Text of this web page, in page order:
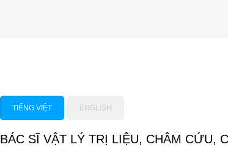
TIẾNG VIỆT ENGLISH
BÁC SĨ VẬT LÝ TRỊ LIỆU, CHÂM CỨU,